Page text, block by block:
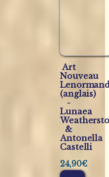
Art
Nouveau
(anglais)
-
Lunaea
&
Antonella
Castelli
24,90€